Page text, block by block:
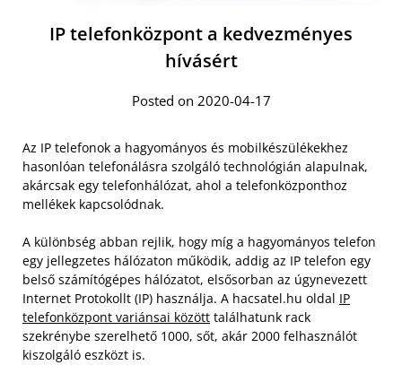
IP telefonközpont a kedvezményes
hívásért
Posted on 2020-04-17
Az IP telefonok a hagyományos és mobilkészülékekhez
hasonlóan telefonálásra szolgáló technológián alapulnak,
akárcsak egy telefonhálózat, ahol a telefonközponthoz
mellékek kapcsolódnak.
A különbség abban rejlik, hogy míg a hagyományos telefon
egy jellegzetes hálózaton működik, addig az IP telefon egy
belső számítógépes hálózatot, elsősorban az úgynevezett
Internet Protokollt (IP) használja. A hacsatel.hu oldal IP
telefonközpont variánsai között találhatunk rack
szekrénybe szerelhető 1000, sőt, akár 2000 felhasználót
kiszolgáló eszközt is.